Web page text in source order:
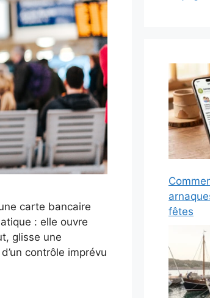
carte bancaire
: elle ouvre
glisse une
contrôle imprévu
fêtes